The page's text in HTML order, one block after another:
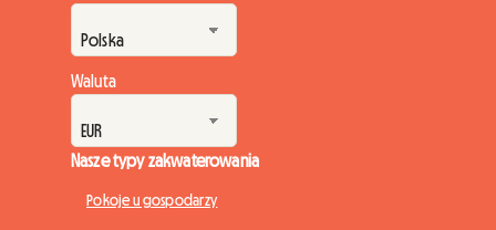
Waluta
Nasze typy zakwaterowania
Pokoje u gospodarzy